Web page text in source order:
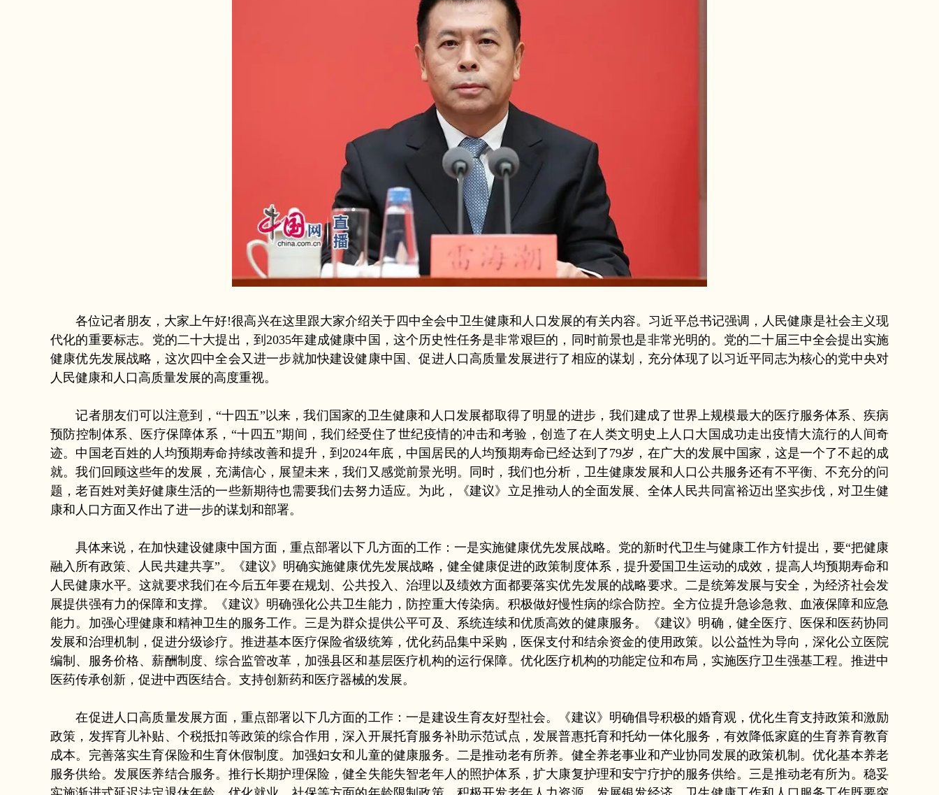
各位记者朋友，大家上午好!很高兴在这里跟大家介绍关于四中全会中卫生健康和人口发展的有关内容。习近平总书记强调，人民健康是社会主义现
代化的重要标志。党的二十大提出，到2035年建成健康中国，这个历史性任务是非常艰巨的，同时前景也是非常光明的。党的二十届三中全会提出实施
健康优先发展战略，这次四中全会又进一步就加快建设健康中国、促进人口高质量发展进行了相应的谋划，充分体现了以习近平同志为核心的党中央对
人民健康和人口高质量发展的高度重视。
记者朋友们可以注意到，“十四五”以来，我们国家的卫生健康和人口发展都取得了明显的进步，我们建成了世界上规模最大的医疗服务体系、疾病
预防控制体系、医疗保障体系，“十四五”期间，我们经受住了世纪疫情的冲击和考验，创造了在人类文明史上人口大国成功走出疫情大流行的人间奇
迹。中国老百姓的人均预期寿命持续改善和提升，到2024年底，中国居民的人均预期寿命已经达到了79岁，在广大的发展中国家，这是一个了不起的成
就。我们回顾这些年的发展，充满信心，展望未来，我们又感觉前景光明。同时，我们也分析，卫生健康发展和人口公共服务还有不平衡、不充分的问
题，老百姓对美好健康生活的一些新期待也需要我们去努力适应。为此，《建议》立足推动人的全面发展、全体人民共同富裕迈出坚实步伐，对卫生健
康和人口方面又作出了进一步的谋划和部署。
具体来说，在加快建设健康中国方面，重点部署以下几方面的工作：一是实施健康优先发展战略。党的新时代卫生与健康工作方针提出，要“把健康
融入所有政策、人民共建共享”。《建议》明确实施健康优先发展战略，健全健康促进的政策制度体系，提升爱国卫生运动的成效，提高人均预期寿命和
人民健康水平。这就要求我们在今后五年要在规划、公共投入、治理以及绩效方面都要落实优先发展的战略要求。二是统筹发展与安全，为经济社会发
展提供强有力的保障和支撑。《建议》明确强化公共卫生能力，防控重大传染病。积极做好慢性病的综合防控。全方位提升急诊急救、血液保障和应急
能力。加强心理健康和精神卫生的服务工作。三是为群众提供公平可及、系统连续和优质高效的健康服务。《建议》明确，健全医疗、医保和医药协同
发展和治理机制，促进分级诊疗。推进基本医疗保险省级统筹，优化药品集中采购，医保支付和结余资金的使用政策。以公益性为导向，深化公立医院
编制、服务价格、薪酬制度、综合监管改革，加强县区和基层医疗机构的运行保障。优化医疗机构的功能定位和布局，实施医疗卫生强基工程。推进中
医药传承创新，促进中西医结合。支持创新药和医疗器械的发展。
在促进人口高质量发展方面，重点部署以下几方面的工作：一是建设生育友好型社会。《建议》明确倡导积极的婚育观，优化生育支持政策和激励
政策，发挥育儿补贴、个税抵扣等政策的综合作用，深入开展托育服务补助示范试点，发展普惠托育和托幼一体化服务，有效降低家庭的生育养育教育
成本。完善落实生育保险和生育休假制度。加强妇女和儿童的健康服务。二是推动老有所养。健全养老事业和产业协同发展的政策机制。优化基本养老
服务供给。发展医养结合服务。推行长期护理保险，健全失能失智老年人的照护体系，扩大康复护理和安宁疗护的服务供给。三是推动老有所为。稳妥